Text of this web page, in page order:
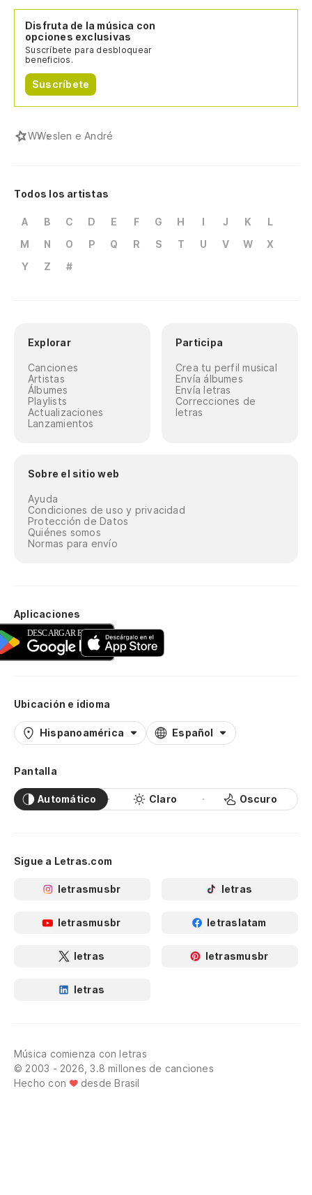
Disfruta de la música con
opciones exclusivas
Suscríbete para desbloquear
beneficios.
Suscríbete
WWeslen e André
Todos los artistas
A B C D E F G H I J K
L
M
N O P Q R S T U V W
X
Y
Z #
Explorar
Canciones
Artistas
Álbumes
Playlists
Actualizaciones
Lanzamientos
Participa
Crea tu perfil musical
Envía álbumes
Envía letras
Correcciones de
letras
Sobre el sitio web
Ayuda
Condiciones de uso y privacidad
Protección de Datos
Quiénes somos
Normas para envío
Aplicaciones
Ubicación e idioma
Hispanoamérica Español
Pantalla
Automático Claro Oscuro
Sigue a Letras.com
letrasmusbr letras
letrasmusbr letraslatam
letras letrasmusbr
letras
Música comienza con letras
© 2003 - 2026, 3.8 millones de canciones
Hecho con
desde Brasil